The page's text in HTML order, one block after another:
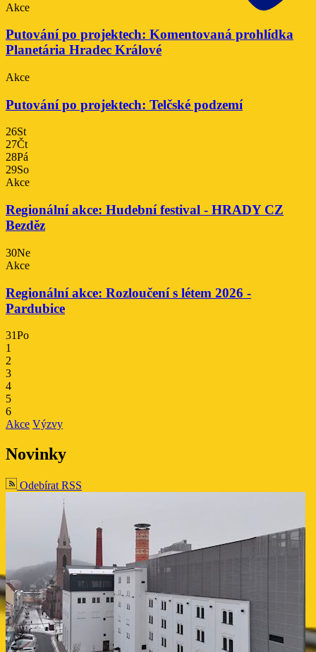
Akce
Putování po projektech: Komentovaná prohlídka
Planetária Hradec Králové
Akce
Putování po projektech: Telčské podzemí
26St
27Čt
28Pá
29So
Akce
Regionální akce: Hudební festival - HRADY CZ
Bezděz
30Ne
Akce
Regionální akce: Rozloučení s létem 2026 -
Pardubice
31Po
1
2
3
4
5
6
Akce Výzvy
Novinky
Odebírat RSS